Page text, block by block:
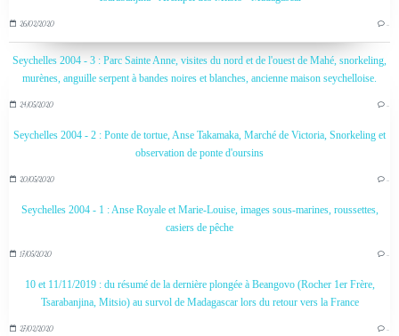
26/02/2020 …
Seychelles 2004 - 3 : Parc Sainte Anne, visites du nord et de l'ouest de Mahé, snorkeling,
murènes, anguille serpent à bandes noires et blanches, ancienne maison seychelloise.
24/05/2020 …
Seychelles 2004 - 2 : Ponte de tortue, Anse Takamaka, Marché de Victoria, Snorkeling et
observation de ponte d'oursins
20/05/2020 …
Seychelles 2004 - 1 : Anse Royale et Marie-Louise, images sous-marines, roussettes,
casiers de pêche
17/05/2020 …
10 et 11/11/2019 : du résumé de la dernière plongée à Beangovo (Rocher 1er Frère,
Tsarabanjina, Mitsio) au survol de Madagascar lors du retour vers la France
27/02/2020 …